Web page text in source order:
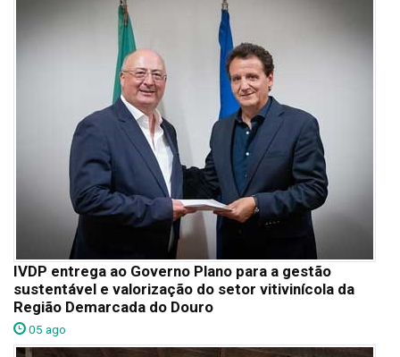
IVDP entrega ao Governo Plano para a gestão
sustentável e valorização do setor vitivinícola da
Região Demarcada do Douro
05 ago